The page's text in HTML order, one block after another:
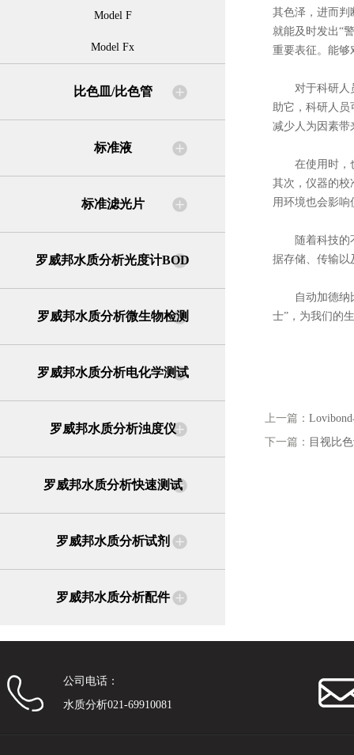
Model F
Model Fx
比色皿/比色管
标准液
标准滤光片
罗威邦水质分析光度计BOD
罗威邦水质分析微生物检测
罗威邦水质分析电化学测试
罗威邦水质分析浊度仪
罗威邦水质分析快速测试
罗威邦水质分析试剂
罗威邦水质分析配件
其色泽，进而判
就能及时发出“
重要表征。能够
对于科研人员
助它，科研人员
减少人为因素带
在使用时，也
其次，仪器的校
用环境也会影
随着科技的不
据存储、传输以
自动加德纳比
士”，为我们的
上一篇：
下一篇： 目视比
公司电话：
水质分析021-69910081